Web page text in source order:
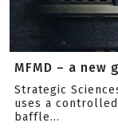
MFMD – a new
Strategic
uses a
baffle...